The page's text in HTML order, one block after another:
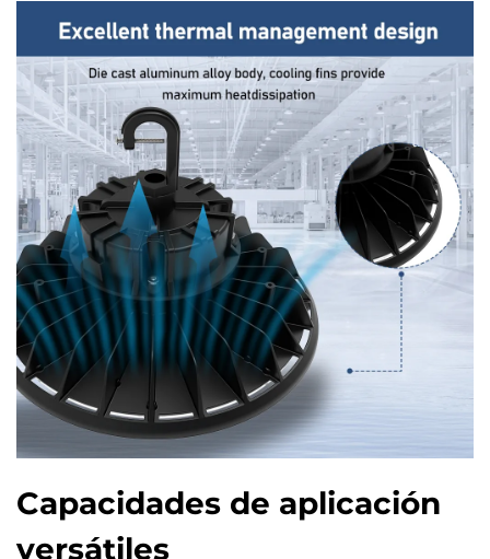
Capacidades de aplicación
versátiles